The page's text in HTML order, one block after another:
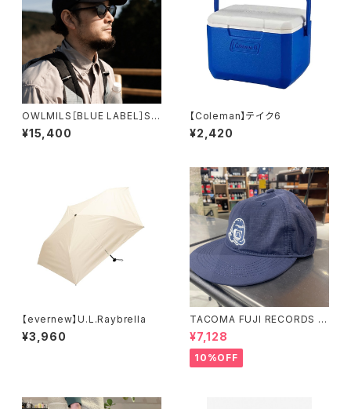
OWLMILS［BLUE LABEL］Sif
シフ
¥15,400
【Coleman】テイク6
¥2,420
【evernew】U.L.Raybrella
¥3,960
TACOMA FUJI RECORDS 2
6ss CAP
¥7,128
10%OFF